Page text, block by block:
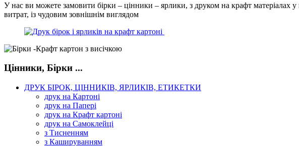
У нас ви можете замовити бірки – цінники – ярлики, з друком на крафт матеріалах
витрат, із чудовим зовнішнім виглядом
Цінники, Бірки ...
ДРУК БІРОК, ЦІННИКІВ, ЯРЛИКІВ, ЕТИКЕТКИ
друк на Картоні
друк на Папері
друк на Крафт картоні
друк на Самоклейці
з Тисненням
з Кашируванням